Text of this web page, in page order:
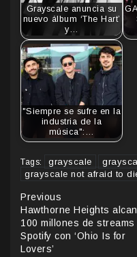
Grayscale anuncia su
nuevo álbum ‘The Hart’
y…
"Siempre se sufre en la
industria de la
música":…
Tags: grayscale
grayscale not afraid to
Continue
Reading
Previous
Hawthorne Heights
100 millones de streams
Spotify con ‘Ohio Is for
Lovers’